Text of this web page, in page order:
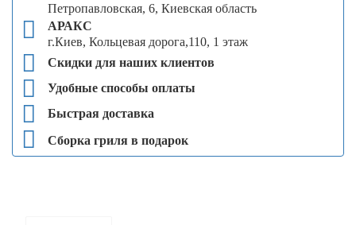
Петропавловская, 6, Киевская область
АРАКС
г.Киев, Кольцевая дорога,110, 1 этаж
Скидки для наших клиентов
Удобные способы оплаты
Быстрая доставка
Сборка гриля в подарок